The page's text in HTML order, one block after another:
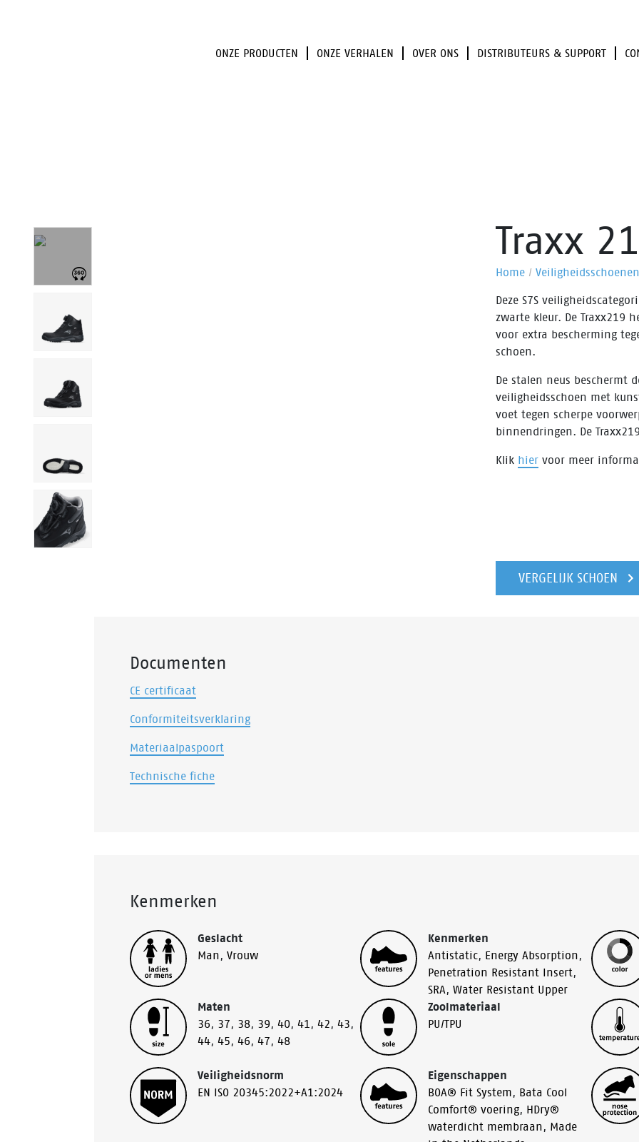
ONZE PRODUCTEN ONZE VERHALEN OVER ONS DISTRIBUTEURS & SUPPORT
Traxx
Home/ Veiligheidsschoenen
Deze S7S
zwarte kleur. De Traxx219
voor extra bescherming
schoen.
De stalen neus beschermt
veiligheidsschoen met
voet tegen scherpe
binnendringen. De
Klik hiervoor meer
VERGELIJK SCHOEN
Documenten
CE certificaat
Conformiteitsverklaring
Materiaalpaspoort
Technische fiche
Kenmerken
Geslacht
Man, Vrouw
Kenmerken
Antistatic, Energy Absorption,
Penetration Resistant Insert,
SRA,Water Resistant Upper
Maten
36, 37, 38, 39, 40, 41, 42, 43,
44, 45, 46, 47, 48
Zoolmateriaal
PU/TPU
Veiligheidsnorm
EN ISO 20345:2022+A1:2024
Eigenschappen
BOA® Fit System, Bata Cool
Comfort® voering, HDry®
waterdicht membraan, Made